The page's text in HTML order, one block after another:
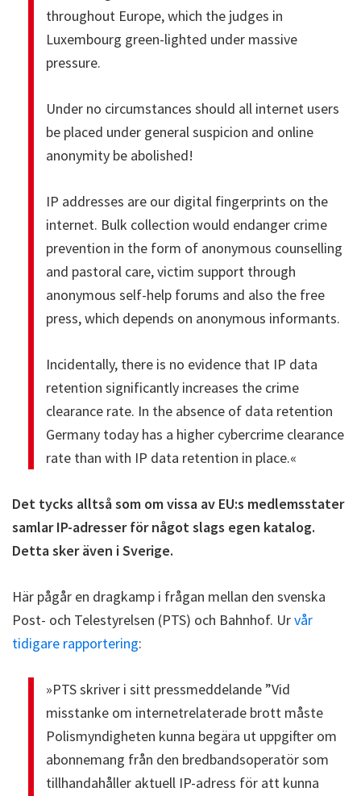
throughout Europe, which the judges in
Luxembourg green-lighted under massive
pressure.
Under no circumstances should all internet users
be placed under general suspicion and online
anonymity be abolished!
IP addresses are our digital fingerprints on the
internet. Bulk collection would endanger crime
prevention in the form of anonymous counselling
and pastoral care, victim support through
anonymous self-help forums and also the free
press, which depends on anonymous informants.
Incidentally, there is no evidence that IP data
retention significantly increases the crime
clearance rate. In the absence of data retention
Germany today has a higher cybercrime clearance
rate than with IP data retention in place.«
Det tycks alltså som om vissa av EU:s medlemsstater
samlar IP-adresser för något slags egen katalog.
Detta sker även i Sverige.
Här pågår en dragkamp i frågan mellan den svenska
Post- och Telestyrelsen (PTS) och Bahnhof. Urvår
tidigare rapportering:
»PTS skriver i sitt pressmeddelande ”Vid
misstanke om internetrelaterade brott måste
Polismyndigheten kunna begära ut uppgifter om
abonnemang från den bredbandsoperatör som
tillhandahåller aktuell IP-adress för att kunna